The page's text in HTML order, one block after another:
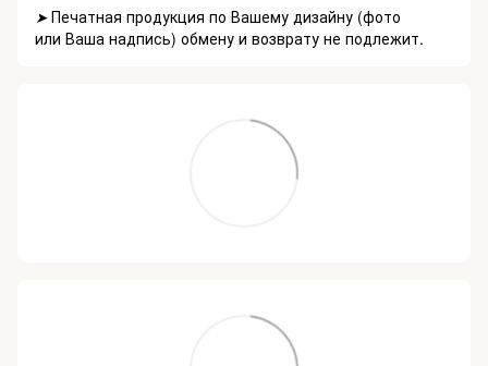
➤Печатная продукция по Вашему дизайну (фото
или Ваша надпись) обмену и возврату не подлежит.